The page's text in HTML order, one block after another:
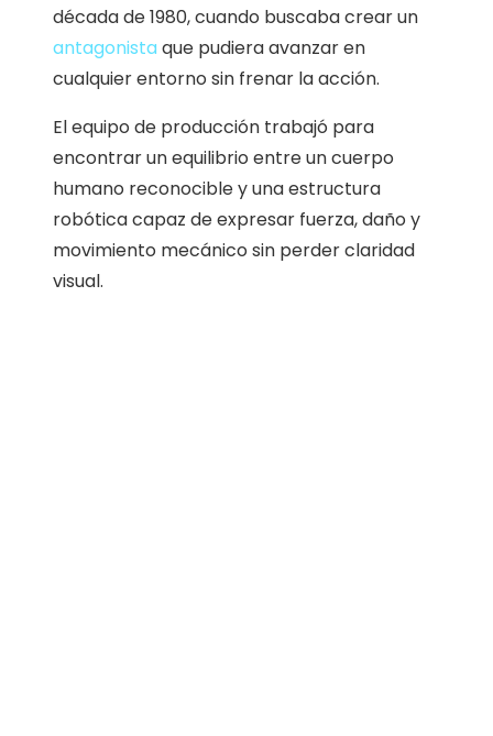
década de 1980, cuando buscaba crear un
antagonista que pudiera avanzar en
cualquier entorno sin frenar la acción.
El equipo de producción trabajó para
encontrar un equilibrio entre un cuerpo
humano reconocible y una estructura
robótica capaz de expresar fuerza, daño y
movimiento mecánico sin perder claridad
visual.